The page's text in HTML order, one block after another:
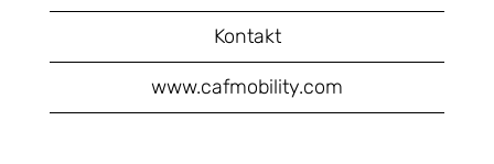
Kontakt
www.cafmobility.com